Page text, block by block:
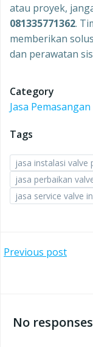
atau proyek,
081335771362.
memberikan
dan perawatan
Category
Jasa
Tags
jasa instalasi valve
jasa perbaikan
jasa service valve
Post
Previous post
No